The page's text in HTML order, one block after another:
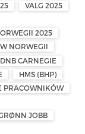
VALG 2025
2025
NORWEGII
CARNEGIE
HMS (BHP)
PRACOWNIKÓW
JOBB